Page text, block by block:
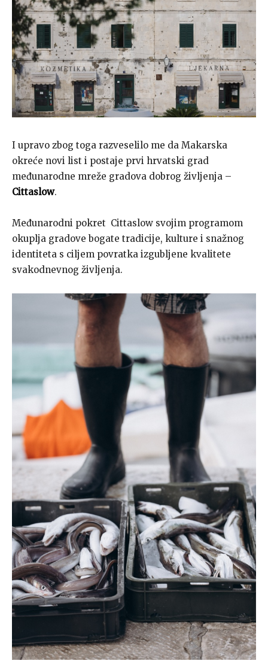
I upravo zbog toga razveselilo me da Makarska
okreće novi list i postaje prvi hrvatski grad
međunarodne mreže gradova dobrog življenja –
Cittaslow.
Međunarodni pokret Cittaslow svojim programom
okuplja gradove bogate tradicije, kulture i snažnog
identiteta s ciljem povratka izgubljene kvalitete
svakodnevnog življenja.